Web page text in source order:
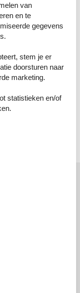
dient in dit
dit niet, dan kan
van
en te
gegevens
stem je er
doorsturen naar
marketing.
statistieken en/of